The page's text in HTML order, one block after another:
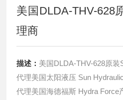
美国DLDA-THV-628
理商
描述： 美国DLDA-THV-628原
代理美国太阳液压 Sun
代理美国海德福斯 Hydra Force